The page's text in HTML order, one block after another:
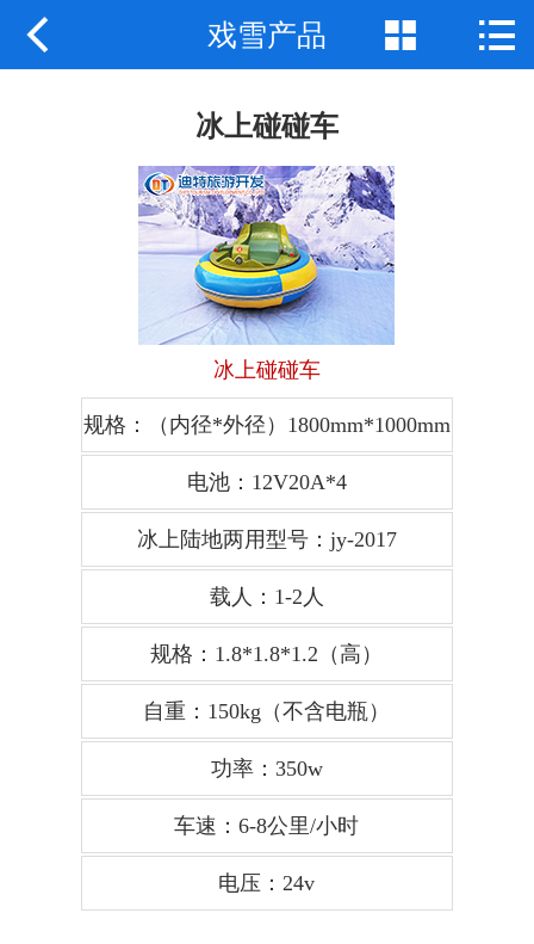
网站首页
新闻动态
应用案例
联系我们
 戏雪产品  
冰上碰碰车
冰上碰碰车
规格：（内径*外径）1800mm*1000mm
电池：12V20A*4
冰上陆地两用型号：jy-2017
载人：1-2人
规格：1.8*1.8*1.2（高）
自重：150kg（不含电瓶）
功率：350w
车速：6-8公里/小时
电压：24v